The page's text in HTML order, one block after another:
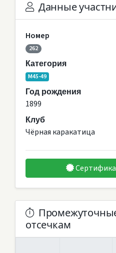
Данные
Номер
262
Категория
M45-49
Год рождения
1899
Клуб
Чёрная каракатица
отсечкам